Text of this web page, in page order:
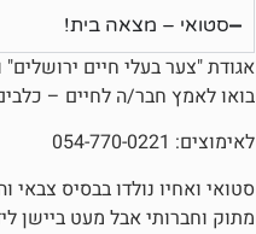
סטואי – מצאה בית!
אגודת "צער בעלי חיים
בואו לאמץ חבר/ה לחיים –
לאימוצים: 054-770-0221
סטואי ואחיו נולדו בבסיס צבאי
מתוק וחברותי אבל מעט ביישן